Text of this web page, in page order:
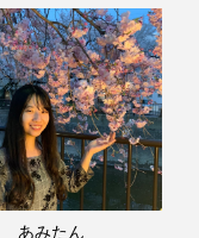
あみたん